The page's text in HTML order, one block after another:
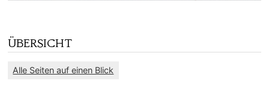
ÜBERSICHT
Alle Seiten auf einen Blick